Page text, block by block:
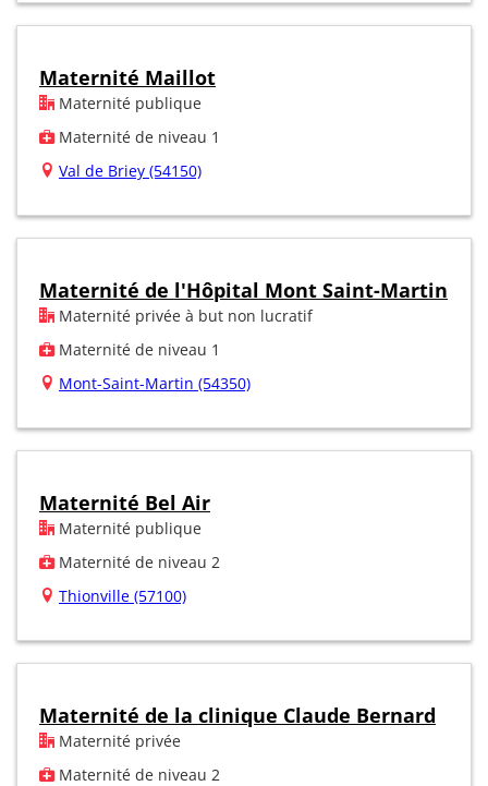
Maternité Maillot
Maternité publique
Maternité de niveau 1
Val de Briey (54150)
Maternité de l'Hôpital Mont Saint-Martin
Maternité privée à but non lucratif
Maternité de niveau 1
Mont-Saint-Martin (54350)
Maternité Bel Air
Maternité publique
Maternité de niveau 2
Thionville (57100)
Maternité de la clinique Claude Bernard
Maternité privée
Maternité de niveau 2